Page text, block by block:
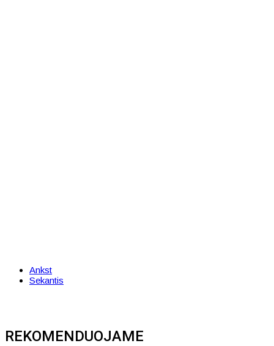
Ankst
Sekantis
REKOMENDUOJAME